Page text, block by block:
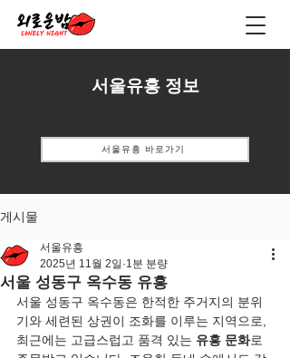
서울유흥 정보
서울유흥 바로가기
게시물
서울 성동구 옥수동 유흥
서울유흥
2025년 11월 2일 1분 분량
서울 성동구 옥수동은 한적한 주거지의 분위
기와 세련된 상권이 조화를 이루는 지역으로,
최근에는 고급스럽고 품격 있는 유흥 문화로